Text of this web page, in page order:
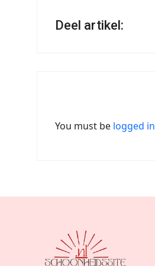
Deel artikel:
You must be logged in